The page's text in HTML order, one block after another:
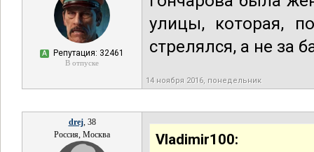
А Репутация: 32461
В отпуске
улицы, которая,
стрелялся, а не за
14 ноября 2016, понедельник
drej, 38
Россия, Москва
Vladimir100: